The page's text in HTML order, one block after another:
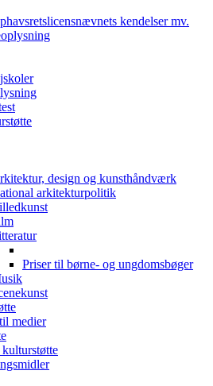
kendelser mv.
design og kunsthåndværk
arkitekturpolitik
Priser til børne- og ungdomsbøger
medier